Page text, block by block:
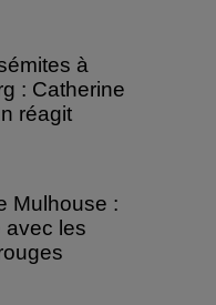
à
: Catherine
réagit
Mulhouse :
avec les